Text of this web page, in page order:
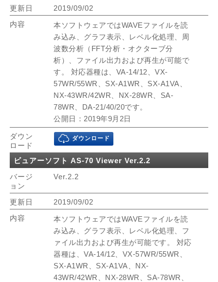
2019/09/02
本ソフトウェアではWAVEファイルを読
み込み、グラフ表示、レベル化処理、周
波数分析（FFT分析・オクターブ分
析）、ファイル出力および再生が可能で
す。 対応器種は、VA-14/12、VX-
57WR/55WR、SX-A1WR、SX-A1VA、
NX-43WR/42WR、NX-28WR、SA-
78WR、DA-21/40/20です。
公開日：2019年9月2日
ダウンロード
ビュアーソフト AS-70 Viewer Ver.2.2
Ver.2.2
2019/09/02
本ソフトウェアではWAVEファイルを読
み込み、グラフ表示、レベル化処理、フ
ァイル出力および再生が可能です。 対応
器種は、VA-14/12、VX-57WR/55WR、
SX-A1WR、SX-A1VA、NX-
43WR/42WR、NX-28WR、SA-78WR、